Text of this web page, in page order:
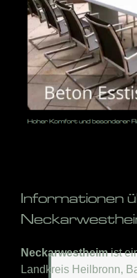
Informationen
Neckarwestheimist
Landkreis Heilbronn,